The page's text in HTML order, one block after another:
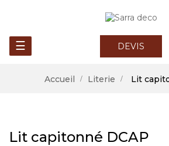
Basculer
navigation
☰ DEVIS
Accueil Literie Lit
Lit capitonné DCAP